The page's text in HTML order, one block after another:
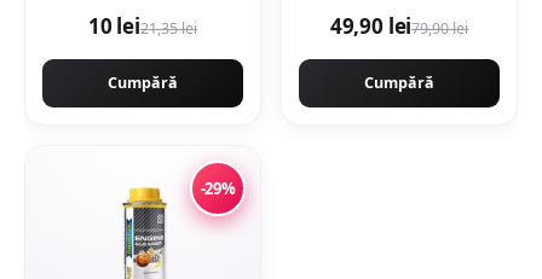
10 lei21,35 lei
Cumpără
rectificata aspect
49,90 lei79,90 lei
Cumpără
-29%